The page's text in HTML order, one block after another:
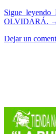
Sigue leyendo
OLVIDARÁ.
Dejar un